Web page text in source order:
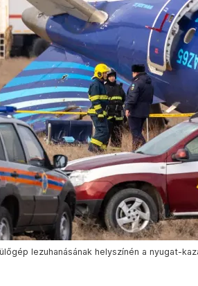
lezuhanásának helyszínén a nyugat-